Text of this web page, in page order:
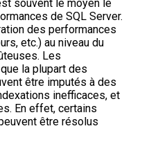
souvent le moyen le
de SQL Server.
des performances
etc.) au niveau du
Les
la plupart des
être imputés à des
inefficaces, et
En effet, certains
être résolus